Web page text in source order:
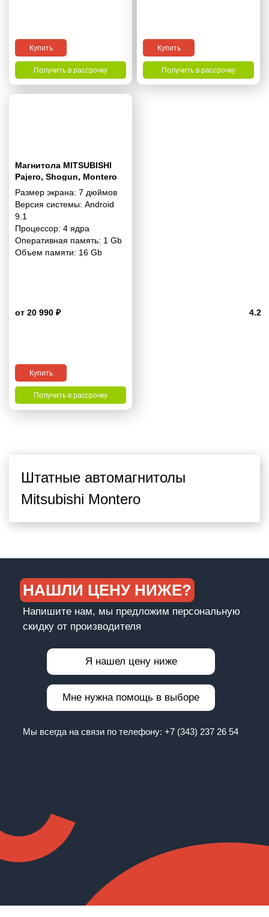
Купить
Получить в рассрочку
Купить
Получить в рассрочку
Магнитола MITSUBISHI
Pajero, Shogun, Montero
2007+ 7 дюймов - 9.1 1/16
Гб Simple
Размер экрана: 7 дюймов
Версия системы: Android
9.1
Процессор: 4 ядра
Оперативная память: 1 Gb
Объем памяти: 16 Gb
от 20 990 ₽ 4.2
Купить
Получить в рассрочку
Штатные автомагнитолы
Mitsubishi Montero
НАШЛИ ЦЕНУ НИЖЕ?
Напишите нам, мы предложим персональную
скидку от производителя
Я нашел цену ниже
Мне нужна помощь в выборе
Мы всегда на связи по телефону: +7 (343) 237 26 54